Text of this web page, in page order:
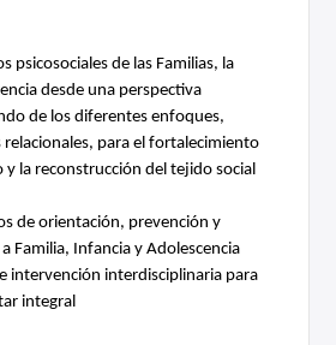
psicosociales de las Familias, la
desde una perspectiva
de los diferentes enfoques,
para el fortalecimiento
la reconstrucción del tejido social
de orientación, prevención y
Familia, Infancia y Adolescencia
intervención interdisciplinaria para
integral